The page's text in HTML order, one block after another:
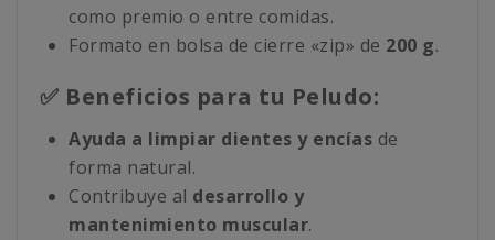
como premio o entre comidas.
Formato en bolsa de cierre «zip» de 200 g.
✅ Beneficios para tu Peludo:
Ayuda a limpiar dientes y encías de
forma natural.
Contribuye al desarrollo y
mantenimiento muscular.